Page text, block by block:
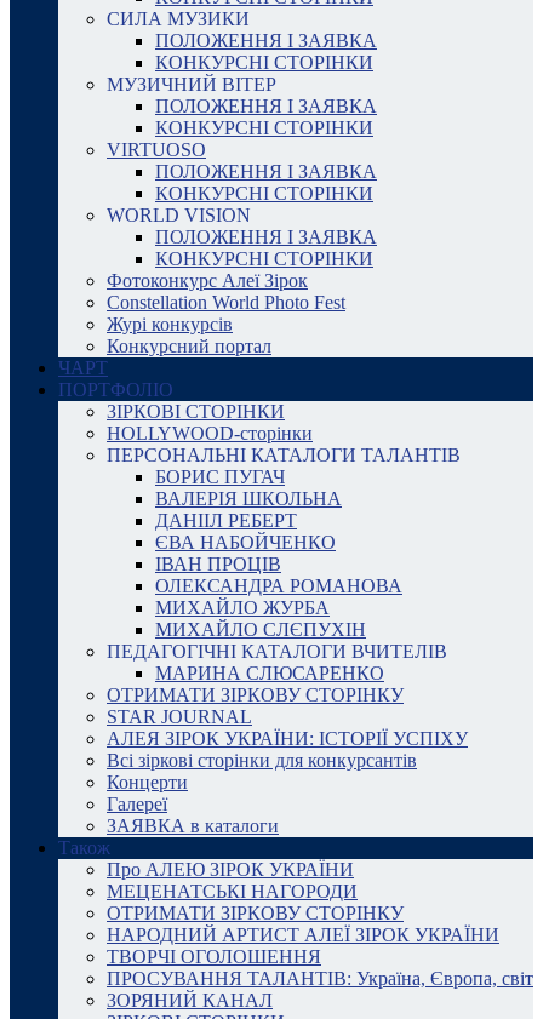
СИЛА МУЗИКИ
ПОЛОЖЕННЯ І ЗАЯВКА
КОНКУРСНІ СТОРІНКИ
МУЗИЧНИЙ ВІТЕР
ПОЛОЖЕННЯ І ЗАЯВКА
КОНКУРСНІ СТОРІНКИ
VIRTUOSO
ПОЛОЖЕННЯ І ЗАЯВКА
КОНКУРСНІ СТОРІНКИ
WORLD VISION
ПОЛОЖЕННЯ І ЗАЯВКА
КОНКУРСНІ СТОРІНКИ
Фотоконкурс Алеї Зірок
Constellation World Photo Fest
Журі конкурсів
Конкурсний портал
ЧАРТ
ПОРТФОЛІО
ЗІРКОВІ СТОРІНКИ
HOLLYWOOD-сторінки
ПЕРСОНАЛЬНІ КАТАЛОГИ ТАЛАНТІВ
БОРИС ПУГАЧ
ВАЛЕРІЯ ШКОЛЬНА
ДАНІІЛ РЕБЕРТ
ЄВА НАБОЙЧЕНКО
ІВАН ПРОЦІВ
ОЛЕКСАНДРА РОМАНОВА
МИХАЙЛО ЖУРБА
МИХАЙЛО СЛЄПУХІН
ПЕДАГОГІЧНІ КАТАЛОГИ ВЧИТЕЛІВ
МАРИНА СЛЮСАРЕНКО
ОТРИМАТИ ЗІРКОВУ СТОРІНКУ
STAR JOURNAL
АЛЕЯ ЗІРОК УКРАЇНИ: ІСТОРІЇ УСПІХУ
Всі зіркові сторінки для конкурсантів
Концерти
Галереї
ЗАЯВКА в каталоги
Також
Про АЛЕЮ ЗІРОК УКРАЇНИ
МЕЦЕНАТСЬКІ НАГОРОДИ
ОТРИМАТИ ЗІРКОВУ СТОРІНКУ
НАРОДНИЙ АРТИСТ АЛЕЇ ЗІРОК УКРАЇНИ
ТВОРЧІ ОГОЛОШЕННЯ
ПРОСУВАННЯ ТАЛАНТІВ: Україна, Європа, світ
ЗОРЯНИЙ КАНАЛ